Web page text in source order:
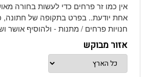
אין כמו זר פרחים כדי לעשות בחורה
אחת יודעת.. בפרט בתקופה של חתונה,
חנויות פרחים / מתנות - ולהוסיף אושר
אזור מבוקש